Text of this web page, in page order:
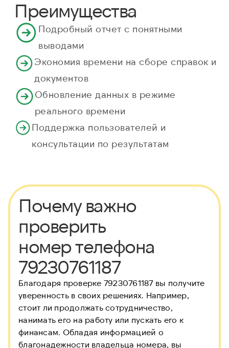
Преимущества
Подробный отчет с понятными
выводами
Экономия времени на сборе справок и
документов
Обновление данных в режиме
реального времени
Поддержка пользователей и
консультации по результатам
Почему важно
проверить
номер телефона
79230761187
Благодаря проверке 79230761187 вы получите
уверенность в своих решениях. Например,
стоит ли продолжать сотрудничество,
нанимать его на работу или пускать его к
финансам. Обладая информацией о
благонадежности владельца номера, вы